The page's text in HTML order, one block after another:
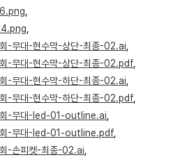
-무대-현수막-상단-최종-02.ai
-무대-현수막-상단-최종-02.pdf
-무대-현수막-하단-최종-02.ai
-무대-현수막-하단-최종-02.pdf
회-무대-led-01-outline.ai
회-무대-led-01-outline.pdf
-손피켓-최종-02.ai